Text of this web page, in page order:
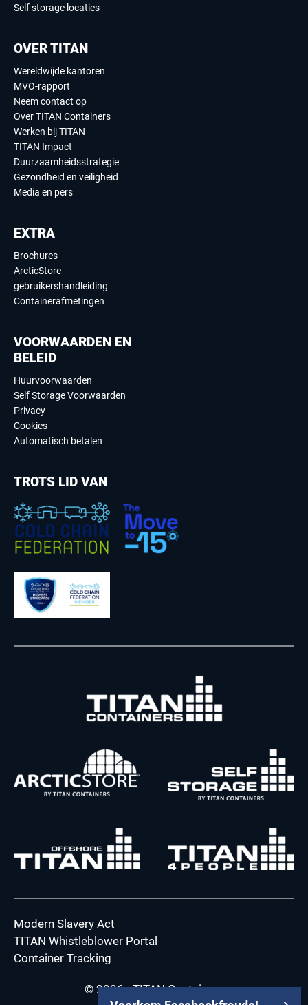
Self storage locaties
OVER TITAN
Wereldwijde kantoren
MVO-rapport
Neem contact op
Over TITAN Containers
Werken bij TITAN
TITAN Impact
Duurzaamheidsstrategie
Gezondheid en veiligheid
Media en pers
EXTRA
Brochures
ArcticStore
gebruikershandleiding
Containerafmetingen
VOORWAARDEN EN
BELEID
Huurvoorwaarden
Self Storage Voorwaarden
Privacy
Cookies
Automatisch betalen
TROTS LID VAN
Modern Slavery Act
TITAN Whistleblower Portal
Container Tracking
© 2026 - TITAN Containers